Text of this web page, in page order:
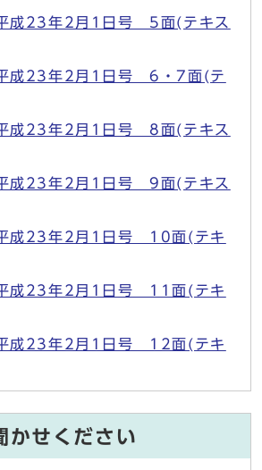
成23年2月1日号 5面(テキス
成23年2月1日号 6・7面(テ
成23年2月1日号 8面(テキス
成23年2月1日号 9面(テキス
成23年2月1日号 10面(テキ
成23年2月1日号 11面(テキ
成23年2月1日号 12面(テキ
かせください